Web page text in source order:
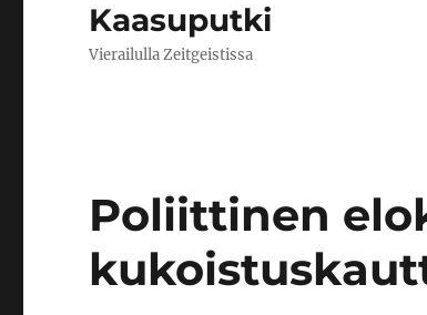
Kaasuputki
Vierailulla Zeitgeistissa
Poliittinen